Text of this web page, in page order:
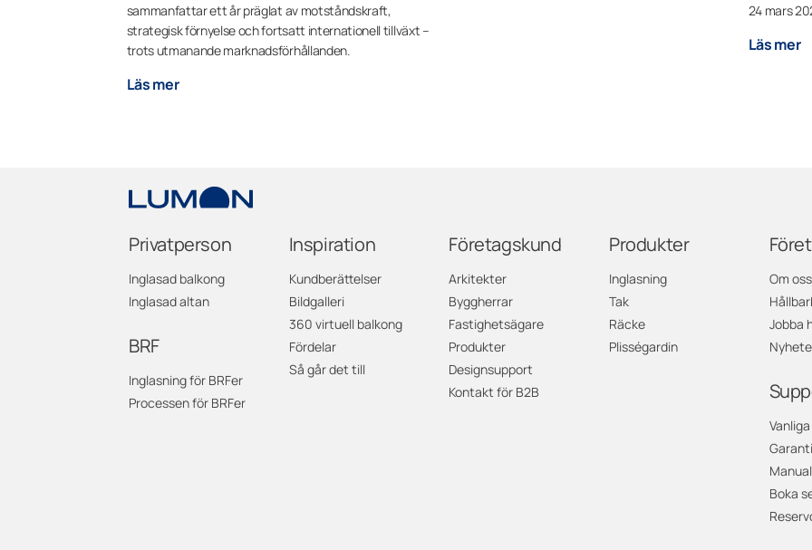
sammanfattar ett år präglat av motståndskraft,
strategisk förnyelse och fortsatt internationell tillväxt –
trots utmanande marknadsförhållanden.
Läs mer
24 mars
Läs mer
Privatperson
Inglasad balkong
Inglasad altan
BRF
Inglasning för BRFer
Processen för BRFer
Inspiration
Kundberättelser
Bildgalleri
360 virtuell balkong
Fördelar
Så går det till
Företagskund
Arkitekter
Byggherrar
Fastighetsägare
Produkter
Designsupport
Kontakt för B2B
Produkter
Inglasning
Tak
Räcke
Plisségardin
Om oss
Jobba
Garanti
Boka